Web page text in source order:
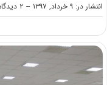
انتشار در: ۹ خرداد, ۱۳۹۷ -- ۲ دیدگاه